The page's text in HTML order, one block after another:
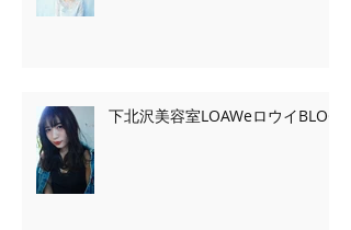
下北沢美容室LOAWeロウイBLOG